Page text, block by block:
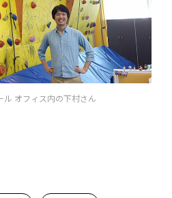
ル オフィス内の下村さん